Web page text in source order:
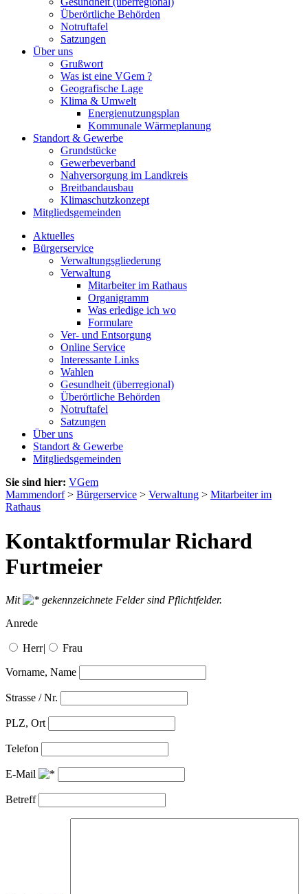
Überörtliche Behörden
Notruftafel
Satzungen
Über uns
Grußwort
Was ist eine VGem ?
Geografische Lage
Klima & Umwelt
Energienutzungsplan
Kommunale Wärmeplanung
Standort & Gewerbe
Grundstücke
Gewerbeverband
Nahversorgung im Landkreis
Breitbandausbau
Klimaschutzkonzept
Mitgliedsgemeinden
Aktuelles
Bürgerservice
Verwaltungsgliederung
Verwaltung
Mitarbeiter im Rathaus
Organigramm
Was erledige ich wo
Formulare
Ver- und Entsorgung
Online Service
Interessante Links
Wahlen
Gesundheit (überregional)
Überörtliche Behörden
Notruftafel
Satzungen
Über uns
Standort & Gewerbe
Mitgliedsgemeinden
Sie sind hier: VGem
Mammendorf> Bürgerservice > Verwaltung > Mitarbeiter im
Rathaus
Kontaktformular Richard
Furtmeier
Mit
gekennzeichnete Felder sind Pflichtfelder.
Anrede
Herr| Frau
Vorname, Name
Strasse / Nr.
PLZ, Ort
Telefon
E-Mail
Betreff